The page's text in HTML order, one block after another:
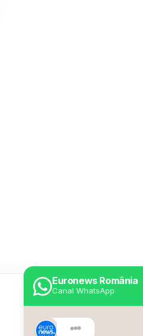
Euronews România
Canal WhatsApp